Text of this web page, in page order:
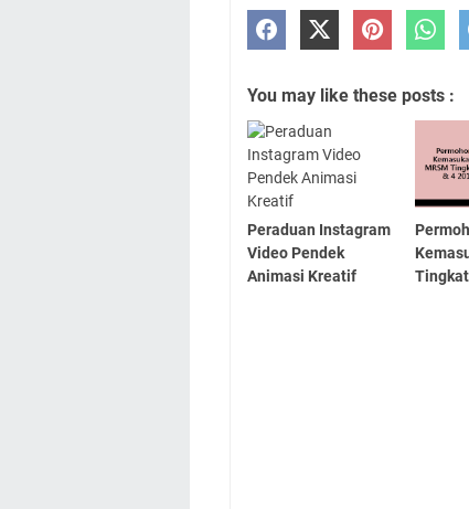
You may like these posts :
Peraduan Instagram
Video Pendek
Animasi Kreatif